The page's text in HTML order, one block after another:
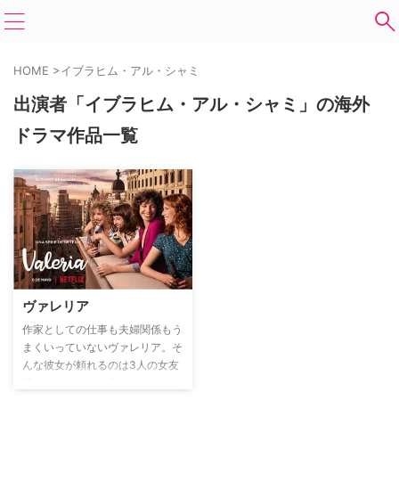
HOME >イブラヒム・アル・シャミ
出演者「イブラヒム・アル・シャミ」の海外
ドラマ作品一覧
ヴァレリア
作家としての仕事も夫婦関係もう
まくいっていないヴァレリア。そ
んな彼女が頼れるのは3人の女友